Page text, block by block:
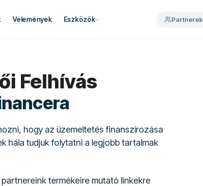
Vélemények Eszközök Partnerek
Felhívás
hogy az üzemeltetés finanszírozása
hála tudjuk folytatni a legjobb tartalmak
termékeire mutató linkekre